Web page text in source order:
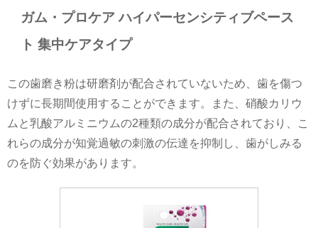
ガム・プロケア ハイパーセンシティブペース
ト 集中ケアタイプ
この歯磨き粉は研磨剤が配合されていないため、歯を傷つ
けずに長期間使用することができます。また、硝酸カリウ
ムと乳酸アルミニウムの2種類の成分が配合されており、こ
れらの成分が知覚過敏の刺激の伝達を抑制し、歯がしみる
のを防ぐ効果があります​​。